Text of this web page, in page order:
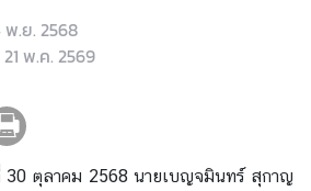
พ.ย. 2568
21 พ.ค. 2569
ม 2568 นายเบญจมินทร์ สุกาญ